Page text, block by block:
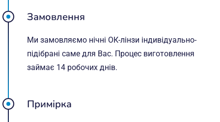
Замовлення
Ми замовляємо нічні ОК-лінзи індивідуально-
підібрані саме для Вас. Процес виготовлення
займає 14 робочих днів.
Примірка